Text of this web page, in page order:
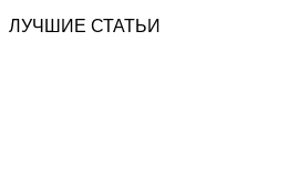
ЛУЧШИЕ СТАТЬИ